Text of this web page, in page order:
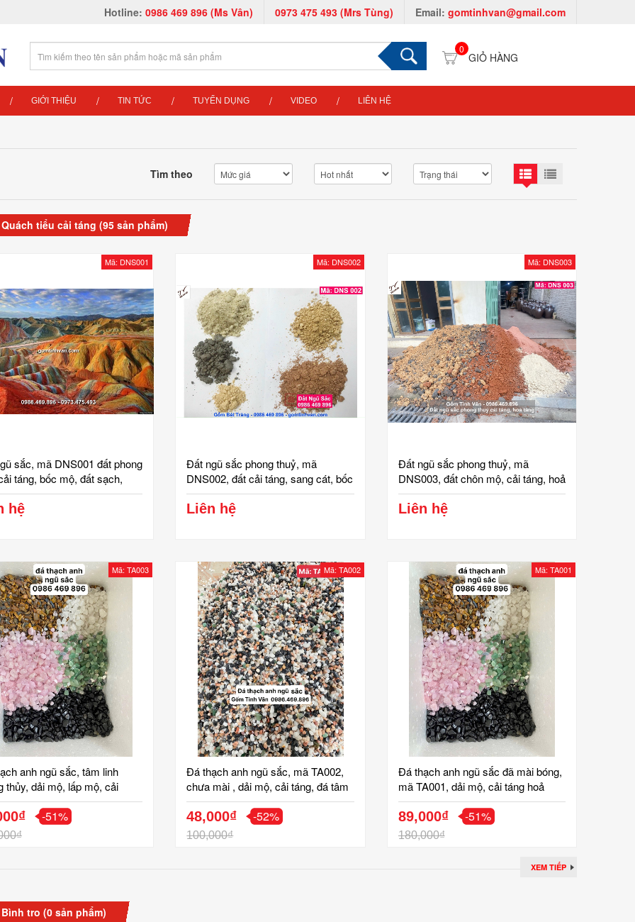
Hotline: 0986 469 896 (Ms Vân) 0973 475 493 (Mrs Tùng) Email: gomtinhvan@gmail.com
0
GIỚI THIỆU TIN TỨC TUYỂN DỤNG VIDEO LIÊN HỆ
Tìm theo
Quách tiểu cải táng (95 sản phẩm)
Mã: DNS001
sắc, mã DNS001 đất phong
táng, bốc mộ, đất sạch,
hạ huyệt, đất ngũ linh
hệ
Mã: DNS002
Đất ngũ sắc phong thuỷ, mã
DNS002, đất cải táng, sang cát, bốc
mộ, chôn mộ, đất hoàng hổ, nâu hổ
phách, trắng, đỏ, gốm bát tràng tinh
Liên hệ
Mã: DNS003
Đất ngũ sắc phong thuỷ, mã
DNS003, đất chôn mộ, cải táng, hoả
táng, tâm linh, kim mộc thuỷ hoả
thổ, gốm tinh vân bát tràng, giá theo
Liên hệ
Mã: TA003
anh ngũ sắc, tâm linh
thủy, dải mộ, lấp mộ, cải
huyệt, hoàn long mạch,
vân bát tràng Giá bán cho
nhiều
-51%
Mã: TA002
Đá thạch anh ngũ sắc, mã TA002,
chưa mài , dải mộ, cải táng, đá tâm
linh phong thủy Gốm Tinh Vân
48,000₫
100,000₫
-52%
Mã: TA001
Đá thạch anh ngũ sắc đã mài bóng,
mã TA001, dải mộ, cải táng hoả
táng tâm linh phong thuỷ, gốm tinh
vân
89,000₫
180,000₫
-51%
XEM TIẾP
Bình tro (0 sản phẩm)